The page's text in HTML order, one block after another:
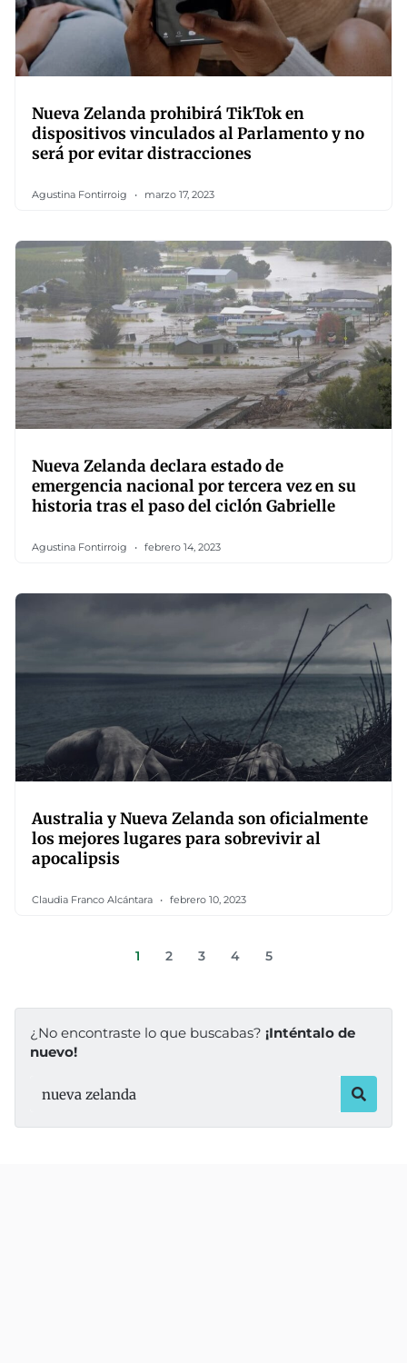
Nueva Zelanda prohibirá TikTok en
dispositivos vinculados al Parlamento y no
será por evitar distracciones
Agustina Fontirroig marzo 17, 2023
Nueva Zelanda declara estado de
emergencia nacional por tercera vez en su
historia tras el paso del ciclón Gabrielle
Agustina Fontirroig febrero 14, 2023
Australia y Nueva Zelanda son oficialmente
los mejores lugares para sobrevivir al
apocalipsis
Claudia Franco Alcántara febrero 10, 2023
1 2 3 4 5
¿No encontraste lo que buscabas? ¡Inténtalo de
nuevo!